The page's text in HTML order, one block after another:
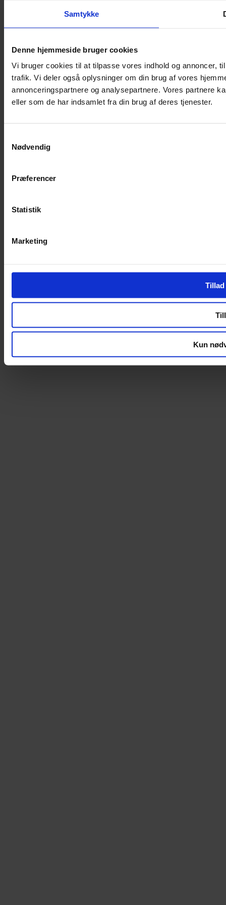
Samtykke
Denne hjemmeside bruger cookies
Vi bruger cookies til at tilpasse vores indhold og annoncer,
trafik. Vi deler også oplysninger om din brug af vores
annonceringspartnere og analysepartnere. Vores partnere
eller som de har indsamlet fra din brug af deres tjenester.
Nødvendig
Præferencer
Statistik
Marketing
Tillad
Kun
Podcast